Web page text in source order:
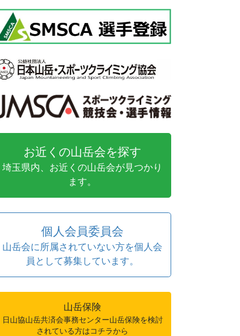
お近くの山岳会を探す
埼玉県内、お近くの山岳会が見つかり
ます。
個人会員委員会
山岳会に所属されていない方を個人会
員として募集しています。
山岳保険
日山協山岳共済会事務センター山岳保険を検討
されている方はコチラから